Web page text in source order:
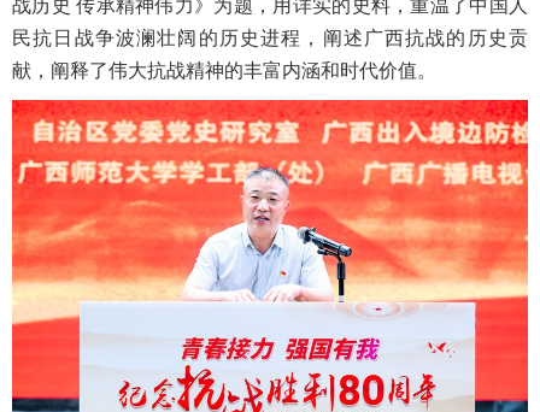
战历史 传承精神伟力》为题，用详实的史料，重温了中国人
民抗日战争波澜壮阔的历史进程，阐述广西抗战的历史贡
献，阐释了伟大抗战精神的丰富内涵和时代价值。